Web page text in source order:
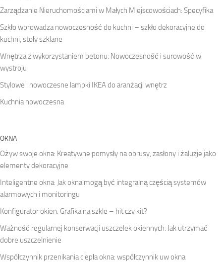
Zarządzanie Nieruchomościami w Małych Miejscowościach: Specyfika
Szkło wprowadza nowoczesność do kuchni – szkło dekoracyjne do
kuchni, stoły szklane
Wnętrza z wykorzystaniem betonu: Nowoczesność i surowość w
wystroju
Stylowe i nowoczesne lampki IKEA do aranżacji wnętrz
Kuchnia nowoczesna
OKNA
Ożyw swoje okna: Kreatywne pomysły na obrusy, zasłony i żaluzje jako
elementy dekoracyjne
Inteligentne okna: Jak okna mogą być integralną częścią systemów
alarmowych i monitoringu
Konfigurator okien. Grafika na szkle – hit czy kit?
Ważność regularnej konserwacji uszczelek okiennych: Jak utrzymać
dobre uszczelnienie
Współczynnik przenikania ciepła okna: współczynnik uw okna